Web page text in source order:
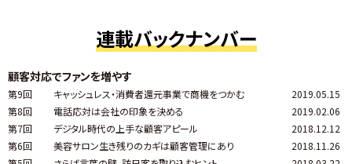
連載バックナンバー
顧客対応でファンを増やす
第9回 キャッシュレス・消費者還元事業で商機をつかむ
2019.05.15
第8回
電話応対は会社の印象を決める
2019.02.06
第7回
デジタル時代の上手な顧客アピール
2018.12.12
第6回
美容サロン生き残りのカギは顧客管理にあり
2018.11.26